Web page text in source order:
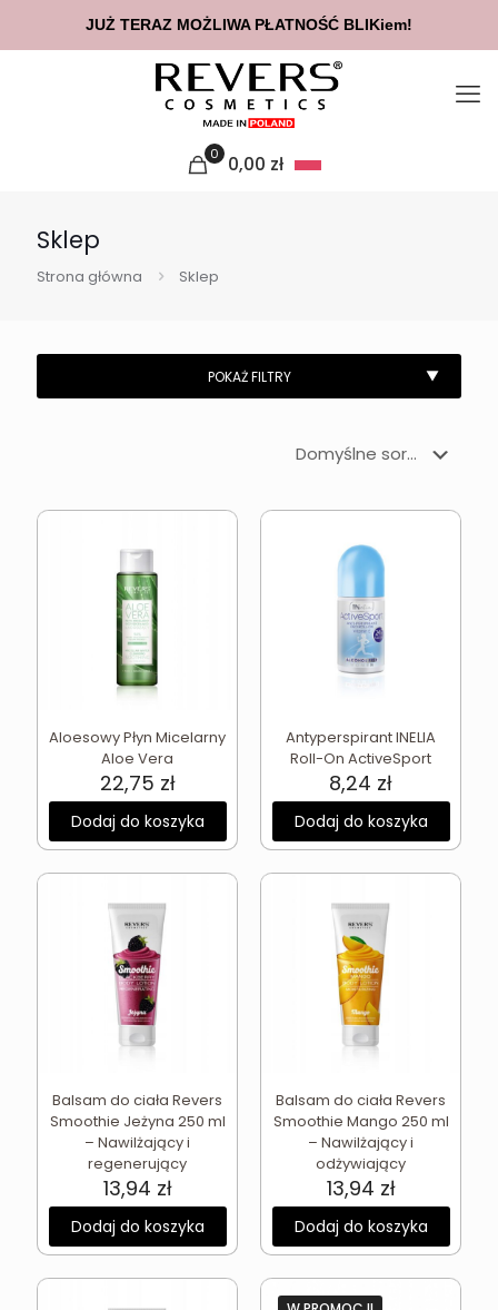
0 0,00 zł
Sklep
Strona główna Sklep
Aloesowy Płyn Micelarny
Aloe Vera
22,75 zł
Dodaj do koszyka
Antyperspirant INELIA
Roll-On ActiveSport
8,24 zł
Dodaj do koszyka
Balsam do ciała Revers
Smoothie Jeżyna 250 ml
– Nawilżający i
regenerujący
13,94 zł
Dodaj do koszyka
Balsam do ciała Revers
Smoothie Mango 250 ml
– Nawilżający i
odżywiający
13,94 zł
Dodaj do koszyka
JUŻ TERAZ MOŻLIWA PŁATNOŚĆ BLIKiem!